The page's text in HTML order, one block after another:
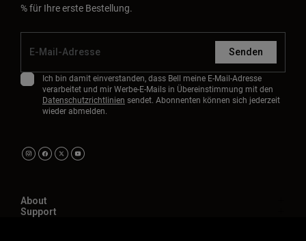
% für Ihre erste Bestellung.
Senden
Ich bin damit einverstanden, dass Bell meine E-Mail-Adresse
verarbeitet und mir Werbe-E-Mails in Übereinstimmung mit den
Datenschutzrichtlinien sendet. Abonnenten können sich jederzeit
wieder abmelden.
About
Support